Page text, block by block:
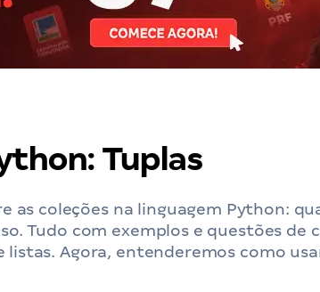
Tuplas
as coleções na linguagem Python:
Tudo com exemplos e questões de
Agora, entenderemos como